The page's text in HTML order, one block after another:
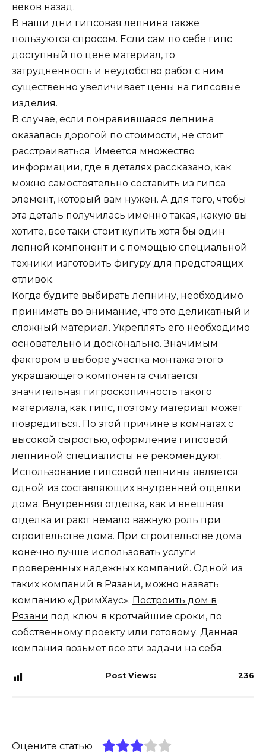
веков назад.
В наши дни гипсовая лепнина также
пользуются спросом. Если сам по себе гипс
доступный по цене материал, то
затрудненность и неудобство работ с ним
существенно увеличивает цены на гипсовые
изделия.
В случае, если понравившаяся лепнина
оказалась дорогой по стоимости, не стоит
расстраиваться. Имеется множество
информации, где в деталях рассказано, как
можно самостоятельно составить из гипса
элемент, который вам нужен. А для того, чтобы
эта деталь получилась именно такая, какую вы
хотите, все таки стоит купить хотя бы один
лепной компонент и с помощью специальной
техники изготовить фигуру для предстоящих
отливок.
Когда будите выбирать лепнину, необходимо
принимать во внимание, что это деликатный и
сложный материал. Укреплять его необходимо
основательно и досконально. Значимым
фактором в выборе участка монтажа этого
украшающего компонента считается
значительная гигроскопичность такого
материала, как гипс, поэтому материал может
повредиться. По этой причине в комнатах с
высокой сыростью, оформление гипсовой
лепниной специалисты не рекомендуют.
Использование гипсовой лепнины является
одной из составляющих внутренней отделки
дома. Внутренняя отделка, как и внешняя
отделка играют немало важную роль при
строительстве дома. При строительстве дома
конечно лучше использовать услуги
проверенных надежных компаний. Одной из
таких компаний в Рязани, можно назвать
компанию «ДримХаус». Построить дом в
Рязани под ключ в кротчайшие сроки, по
собственному проекту или готовому. Данная
компания возьмет все эти задачи на себя.
Post Views: 236
Оцените статью